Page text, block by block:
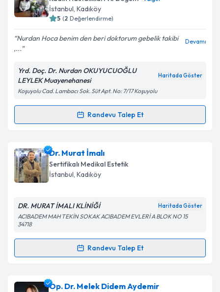
takvim hazırlandığında e-posta ile bilgilendireceğiz.
Kişisel verilerimin işlenmesine ilişkin
Aydınlatma
Metni'ni okudum ve kişisel verilerimin belirtilen
kapsamda işlenmesini kabul ediyorum.
Takvim Talebini Gönder
İstanbul, Kadıköy
5 (2 Değerlendirme)
Nurdan Hoca benim den beri doktorum gebelik takibi
,...
Devamı
Yrd. Doç. Dr. Nurdan OKUYUCUOĞLU
LEYLEK Muayenehanesi
Haritada Göster
Koşuyolu Cad. Lambacı Sok. Süt Apt. No: 7/17 Koşuyolu
Randevu Talep Et
Randevu Takvimi Talebi
Op. Dr. Nurdan Okuyucuoğlu Leylek
takvimi talebi oluşturun. Size bu uzmandan randevu
almanız için bir takvim hazırlandığında e-posta ile
bilgilendireceğiz.
E-posta Adresiniz
Kişisel verilerimin işlenmesine ilişkin
Metni'ni okudum ve kişisel verilerimin belirtilen
Dr. Murat İmalı
Sertifikalı Medikal Estetik
İstanbul, Kadıköy
DR. MURAT İMALI KLİNİĞİ Haritada Göster
ACIBADEM MAH TEKİN SOKAK ACIBADEM EVLERİ A BLOK NO 15
34718
Randevu Talep Et
Randevu Takvimi Talebi
Dr. Murat İmalıiçin randevu takvimi talebi oluşturun.
Op. Dr. Melek Didem Aydemir